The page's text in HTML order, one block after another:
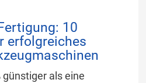
10
erfolgreiches
als eine